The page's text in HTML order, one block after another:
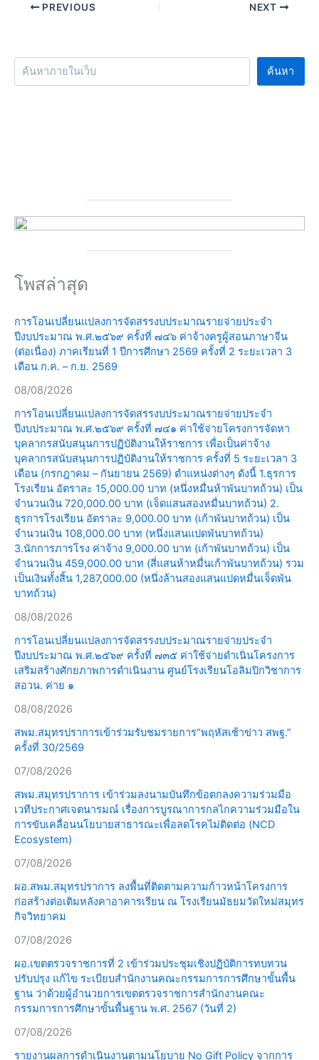
PREVIOUS NEXT
ค้นหา
โพสล่าสุด
การโอนเปลี่ยนแปลงการจัดสรรงบประมาณรายจ่ายประจำ
ปีงบประมาณ พ.ศ.๒๕๖๙ ครั้งที่ ๗๔๖ ค่าจ้างครูผู้สอนภาษาจีน
(ต่อเนื่อง) ภาคเรียนที่ 1 ปีการศึกษา 2569 ครั้งที่ 2 ระยะเวลา 3
เดือน ก.ค. – ก.ย. 2569
08/08/2026
การโอนเปลี่ยนแปลงการจัดสรรงบประมาณรายจ่ายประจำ
ปีงบประมาณ พ.ศ.๒๕๖๙ ครั้งที่ ๗๔๑ ค่าใช้จ่ายโครงการจัดหา
บุคลากรสนับสนุนการปฏิบัติงานให้ราชการ เพื่อเป็นค่าจ้าง
บุคลากรสนับสนุนการปฏิบัติงานให้ราชการ ครั้งที่ 5 ระยะเวลา 3
เดือน (กรกฎาคม – กันยายน 2569) ตำแหน่งต่างๆ ดังนี้ 1.ธุรการ
โรงเรียน อัตราละ 15,000.00 บาท (หนึ่งหมื่นห้าพันบาทถ้วน) เป็น
จำนวนเงิน 720,000.00 บาท (เจ็ดแสนสองหมื่นบาทถ้วน) 2.
ธุรการโรงเรียน อัตราละ 9,000.00 บาท (เก้าพันบาทถ้วน) เป็น
จำนวนเงิน 108,000.00 บาท (หนึ่งแสนแปดพันบาทถ้วน)
3.นักการภารโรง ค่าจ้าง 9,000.00 บาท (เก้าพันบาทถ้วน) เป็น
จำนวนเงิน 459,000.00 บาท (สี่แสนห้าหมื่นเก้าพันบาทถ้วน) รวม
เป็นเงินทั้งสิ้น 1,287,000.00 (หนึ่งล้านสองแสนแปดหมื่นเจ็ดพัน
บาทถ้วน)
08/08/2026
การโอนเปลี่ยนแปลงการจัดสรรงบประมาณรายจ่ายประจำ
ปีงบประมาณ พ.ศ.๒๕๖๙ ครั้งที่ ๗๓๕ ค่าใช้จ่ายดำเนินโครงการ
เสริมสร้างศักยภาพการดำเนินงาน ศูนย์โรงเรียนโอลิมปิกวิชาการ
สอวน. ค่าย ๑
08/08/2026
สพม.สมุทรปราการเข้าร่วมรับชมรายการ“พฤหัสเช้าข่าว สพฐ.”
ครั้งที่ 30/2569
07/08/2026
สพม.สมุทรปราการ เข้าร่วมลงนามบันทึกข้อตกลงความร่วมมือ
เวทีประกาศเจตนารมณ์ เรื่องการบูรณาการกลไกความร่วมมือใน
การขับเคลื่อนนโยบายสาธารณะเพื่อลดโรคไม่ติดต่อ (NCD
Ecosystem)
07/08/2026
ผอ.สพม.สมุทรปราการ ลงพื้นที่ติดตามความก้าวหน้าโครงการ
ก่อสร้างต่อเติมหลังคาอาคารเรียน ณ โรงเรียนมัธยมวัดใหม่สมุทร
กิจวิทยาคม
07/08/2026
ผอ.เขตตรวจราชการที่ 2 เข้าร่วมประชุมเชิงปฏิบัติการทบทวน
ปรับปรุง แก้ไข ระเบียบสำนักงานคณะกรรมการการศึกษาขั้นพื้น
ฐาน ว่าด้วยผู้อำนวยการเขตตรวจราชการสำนักงานคณะ
กรรมการการศึกษาขั้นพื้นฐาน พ.ศ. 2567 (วันที่ 2)
07/08/2026
รายงานผลการดำเนินงานตามนโยบาย No Gift Policy จากการ